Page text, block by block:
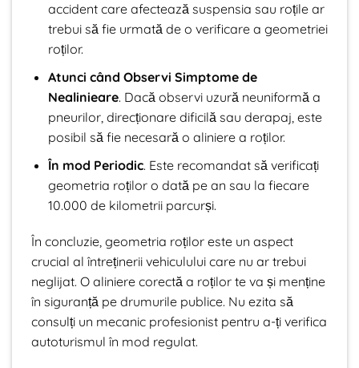
accident care afectează suspensia sau roțile ar
trebui să fie urmată de o verificare a geometriei
roților.
Atunci când Observi Simptome de
Nealinieare. Dacă observi uzură neuniformă a
pneurilor, direcționare dificilă sau derapaj, este
posibil să fie necesară o aliniere a roților.
În mod Periodic. Este recomandat să verificați
geometria roților o dată pe an sau la fiecare
10.000 de kilometrii parcurși.
În concluzie, geometria roților este un aspect
crucial al întreținerii vehiculului care nu ar trebui
neglijat. O aliniere corectă a roților te va și menține
în siguranță pe drumurile publice. Nu ezita să
consulți un mecanic profesionist pentru a-ți verifica
autoturismul în mod regulat.